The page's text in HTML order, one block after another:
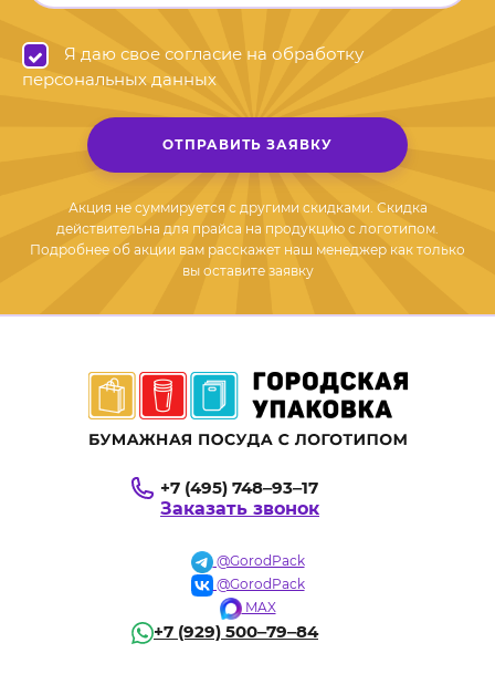
Я даю свое согласие на обработку
персональных данных
ОТПРАВИТЬ ЗАЯВКУ
Акция не суммируется с другими скидками. Скидка
действительна для прайса на продукцию с логотипом.
Подробнее об акции вам расскажет наш менеджер как только
вы оставите заявку
+7 (495) 748‒93‒17
Заказать звонок
@GorodPack
@GorodPack
MAX
+7 (929) 500‒79‒84